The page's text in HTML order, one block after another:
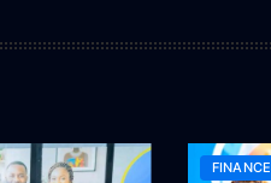
FINANCE